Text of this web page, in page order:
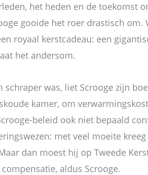
het heden en de toekomst
gooide het roer drastisch om.
royaal kerstcadeau: een
het andersom.
schraper was, liet Scrooge zijn
kamer, om
beleid ook niet bepaald
met veel moeite
dan moest hij op Tweede
aldus Scrooge.